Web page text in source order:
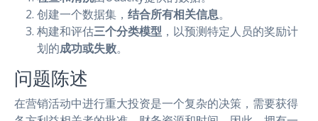
创建一个数据集， 结合所有相关信息。
构建和评估三个分类模型 ，以预测特定人员的奖励计
划的成功或失败。
问题陈述
在营销活动中进行重大投资是一个复杂的决策，需要获得